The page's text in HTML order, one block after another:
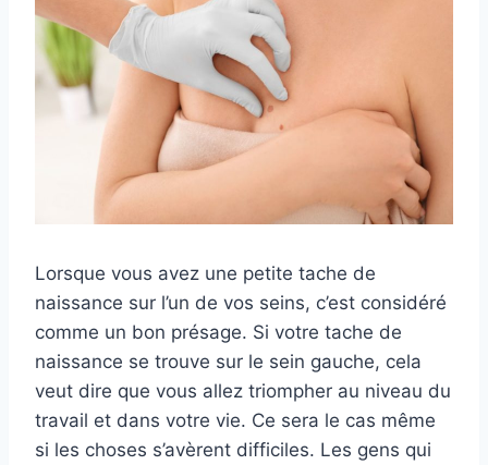
Lorsque vous avez une petite tache de
naissance sur l’un de vos seins, c’est considéré
comme un bon présage. Si votre tache de
naissance se trouve sur le sein gauche, cela
veut dire que vous allez triompher au niveau du
travail et dans votre vie. Ce sera le cas même
si les choses s’avèrent difficiles. Les gens qui